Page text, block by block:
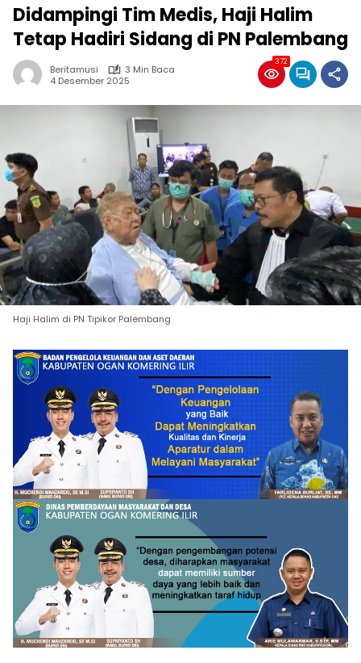
Didampingi Tim Medis, Haji Halim
Tetap Hadiri Sidang di PN Palembang
Beritamusi
3 Min Baca
4 Desember 2025
372
Haji Halim di PN Tipikor Palembang